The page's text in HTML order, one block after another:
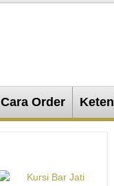
Cara Order